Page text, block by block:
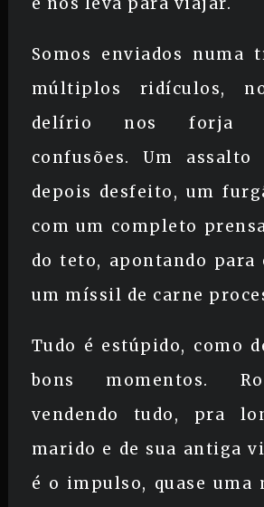
Somos enviados numa
múltiplos ridículos,
delírio nos forja
confusões. Um assalto
depois desfeito, um
com um completo
do teto, apontando para
um míssil de carne
Tudo é estúpido, como
bons momentos.
vendendo tudo, pra
marido e de sua antiga
é o impulso, quase uma